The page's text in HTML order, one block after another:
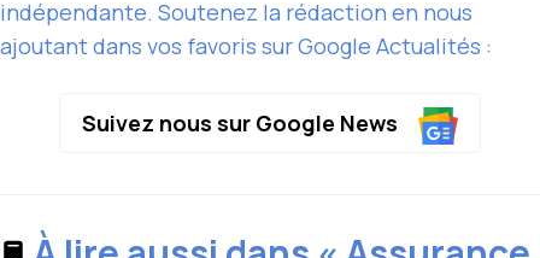
indépendante. Soutenez la rédaction en nous
ajoutant dans vos favoris sur Google Actualités :
Suivez nous sur Google News